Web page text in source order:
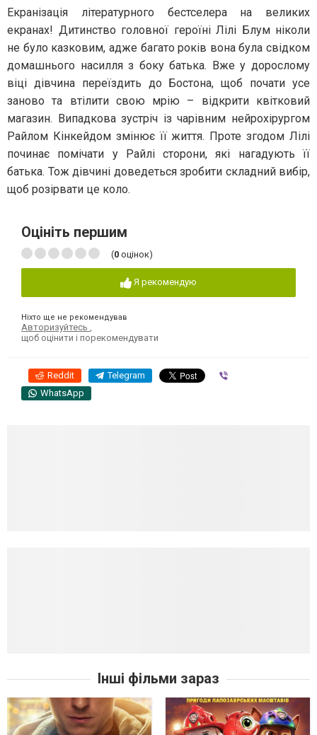
Екранізація літературного бестселера на великих
екранах! Дитинство головної героїні Лілі Блум ніколи
не було казковим, адже багато років вона була свідком
домашнього насилля з боку батька. Вже у дорослому
віці дівчина переїздить до Бостона, щоб почати усе
заново та втілити свою мрію – відкрити квітковий
магазин. Випадкова зустріч із чарівним нейрохірургом
Райлом Кінкейдом змінює її життя. Проте згодом Лілі
починає помічати у Райлі сторони, які нагадують її
батька. Тож дівчині доведеться зробити складний вибір,
щоб розірвати це коло.
Оцініть першим
(0 оцінок)
Я рекомендую
Ніхто ще не рекомендував
Авторизуйтесь
щоб оцінити і порекомендувати
Reddit Telegram
WhatsApp
Інші фільми зараз